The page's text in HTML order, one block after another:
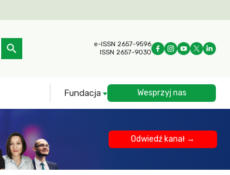
Search Button
e-ISSN 2657-9596
ISSN 2657-9030
Fundacja Wesprzyj nas
Odwiedź kanał →